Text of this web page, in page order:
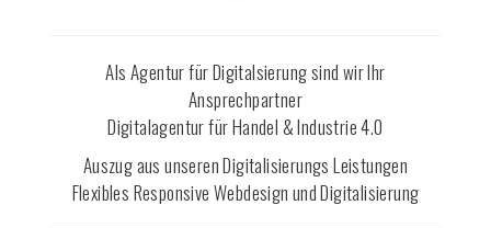
Als Agentur für Digitalsierung sind wir Ihr
Ansprechpartner
Digitalagentur für Handel & Industrie 4.0
Auszug aus unseren Digitalisierungs Leistungen
Flexibles Responsive Webdesign und Digitalisierung